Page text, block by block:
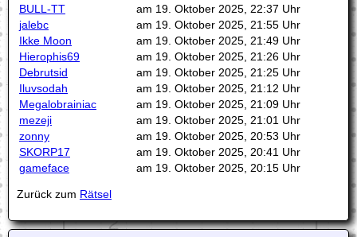
BULL-TT
am 19. Oktober 2025, 22:37 Uhr
jalebc
am 19. Oktober 2025, 21:55 Uhr
Ikke Moon
am 19. Oktober 2025, 21:49 Uhr
Hierophis69
am 19. Oktober 2025, 21:26 Uhr
Debrutsid
am 19. Oktober 2025, 21:25 Uhr
Iluvsodah
am 19. Oktober 2025, 21:12 Uhr
Megalobrainiac
am 19. Oktober 2025, 21:09 Uhr
mezeji
am 19. Oktober 2025, 21:01 Uhr
zonny
am 19. Oktober 2025, 20:53 Uhr
SKORP17
am 19. Oktober 2025, 20:41 Uhr
gameface
am 19. Oktober 2025, 20:15 Uhr
Zurück zum Rätsel